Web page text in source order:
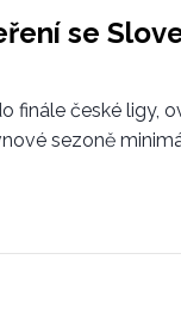
se
finále české ligy,
sezoně